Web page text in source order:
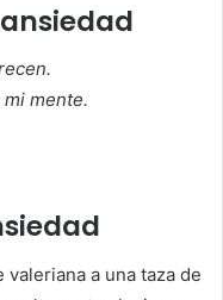
mi mente.
a una taza de